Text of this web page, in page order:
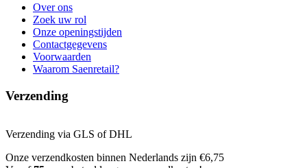
Over ons
Zoek uw rol
Onze openingstijden
Contactgegevens
Voorwaarden
Waarom Saenretail?
Verzending
Verzending via GLS of DHL
Onze verzendkosten binnen Nederlands zijn €6,75